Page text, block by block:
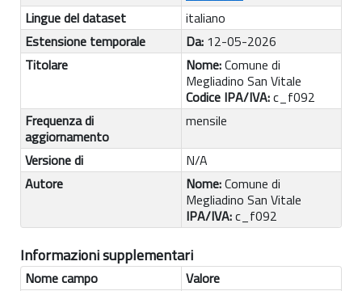
Lingue del dataset
italiano
Estensione temporale
Da: 12-05-2026
Titolare
Nome:Comune di
Megliadino San Vitale
Codice IPA/IVA:c_f092
Frequenza di
aggiornamento
mensile
Versione di
N/A
Autore
Nome:Comune di
Megliadino San Vitale
IPA/IVA:c_f092
Informazioni supplementari
Nome campo
Valore